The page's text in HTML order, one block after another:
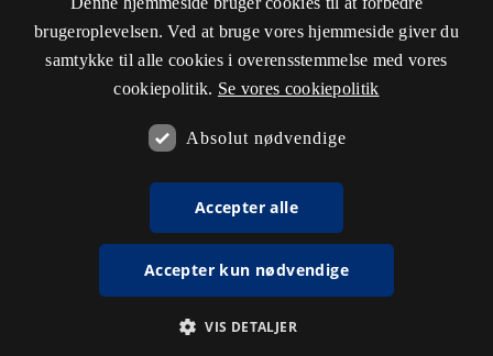
brugeroplevelsen. Ved at bruge vores hjemmeside giver du
samtykke til alle cookies i overensstemmelse med vores
cookiepolitik. Se vores cookiepolitik
Absolut nødvendige
Accepter alle
Accepter kun nødvendige
VIS DETALJER